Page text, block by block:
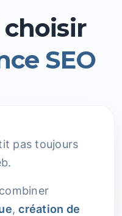
SEO
pas toujours
,création de